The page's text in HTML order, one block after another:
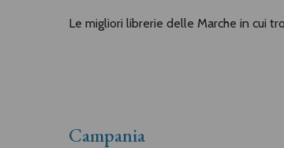
Le migliori librerie delle Marche in cui
Campania